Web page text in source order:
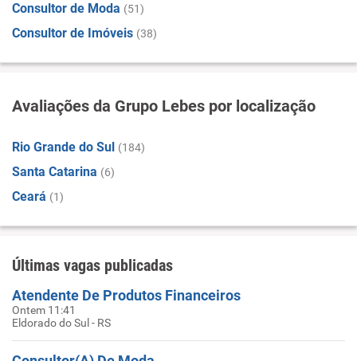
Consultor de Moda (51)
Consultor de Imóveis (38)
Avaliações da Grupo Lebes por localização
Rio Grande do Sul (184)
Santa Catarina (6)
Ceará (1)
Últimas vagas publicadas
Atendente De Produtos Financeiros
Ontem 11:41
Eldorado do Sul - RS